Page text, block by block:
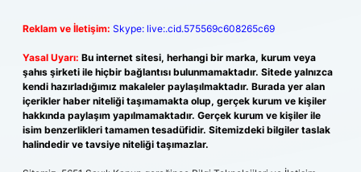
Reklam ve İletişim: Skype: live:.cid.575569c608265c69
Yasal Uyarı: Bu internet sitesi, herhangi bir marka, kurum veya
şahıs şirketi ile hiçbir bağlantısı bulunmamaktadır. Sitede yalnızca
kendi hazırladığımız makaleler paylaşılmaktadır. Burada yer alan
içerikler haber niteliği taşımamakta olup, gerçek kurum ve kişiler
hakkında paylaşım yapılmamaktadır. Gerçek kurum ve kişiler ile
isim benzerlikleri tamamen tesadüfidir. Sitemizdeki bilgiler taslak
halindedir ve tavsiye niteliği taşımazlar.